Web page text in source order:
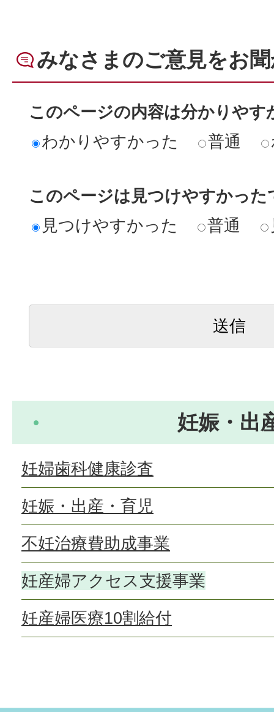
みなさまのご意見をお
このページの内容は分かりやす
わかりやすかった
普通
このページは見つけやすかった
見つけやすかった
普通
妊娠・出
妊婦歯科健康診査
妊娠・出産・育児
不妊治療費助成事業
妊産婦アクセス支援事業
妊産婦医療10割給付